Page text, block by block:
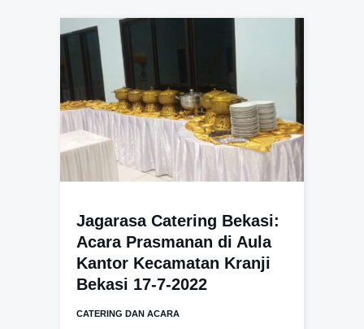
Jagarasa Catering Bekasi:
Acara Prasmanan di Aula
Kantor Kecamatan Kranji
Bekasi 17-7-2022
CATERING DAN ACARA